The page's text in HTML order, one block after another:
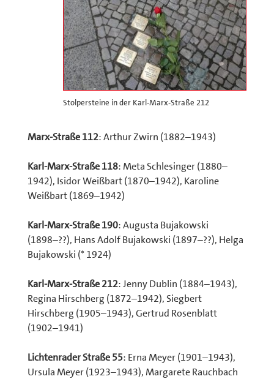
Stolpersteine in der Karl-Marx-Straße 212
Marx-Straße 112: Arthur Zwirn (1882–1943)
Karl-Marx-Straße 118: Meta Schlesinger (1880–
1942), Isidor Weißbart (1870–1942), Karoline
Weißbart (1869–1942)
Karl-Marx-Straße 190: Augusta Bujakowski
(1898–??), Hans Adolf Bujakowski (1897–??), Helga
Bujakowski (* 1924)
Karl-Marx-Straße 212: Jenny Dublin (1884–1943),
Regina Hirschberg (1872–1942), Siegbert
Hirschberg (1905–1943), Gertrud Rosenblatt
(1902–1941)
Lichtenrader Straße 55: Erna Meyer (1901–1943),
Ursula Meyer (1923–1943), Margarete Rauchbach